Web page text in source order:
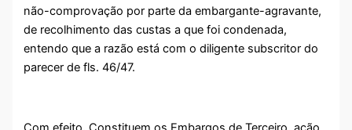
não-comprovação por parte da embargante-agravante,
de recolhimento das custas a que foi condenada,
entendo que a razão está com o diligente subscritor do
parecer de fls. 46/47.